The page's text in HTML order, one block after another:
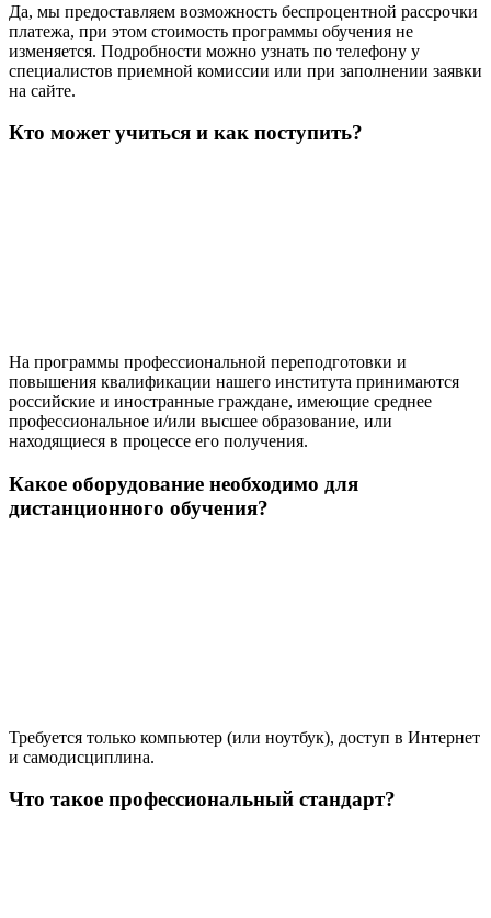
Да, мы предоставляем возможность беспроцентной рассрочки
платежа, при этом стоимость программы обучения не
изменяется. Подробности можно узнать по телефону у
специалистов приемной комиссии или при заполнении заявки
на сайте.
Кто может учиться и как поступить?
На программы профессиональной переподготовки и
повышения квалификации нашего института принимаются
российские и иностранные граждане, имеющие среднее
профессиональное и/или высшее образование, или
находящиеся в процессе его получения.
Какое оборудование необходимо для
дистанционного обучения?
Требуется только компьютер (или ноутбук), доступ в Интернет
и самодисциплина.
Что такое профессиональный стандарт?